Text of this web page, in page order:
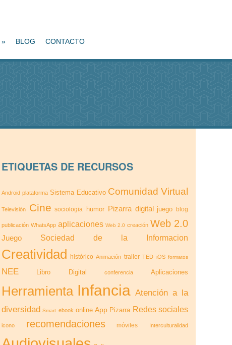
» BLOG CONTACTO
ETIQUETAS DE RECURSOS
Android plataforma Sistema Educativo Comunidad Virtual
Televisión Cine sociologia humor Pizarra digital juego blog
publicación WhatsApp aplicaciones Web 2.0 creación Web 2.0
Juego Sociedad de la Informacion
Creatividad histórico Animación trailer TED iOS formatos
NEE Libro Digital conferencia Aplicaciones
Herramienta Infancia Atención a la
diversidad Smart ebook online App Pizarra Redes sociales
icono recomendaciones móviles Interculturalidad